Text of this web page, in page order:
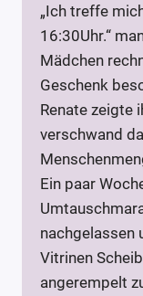
„Ich treffe
16:30Uhr.“
Mädchen
Geschenk
Renate zeigte
verschwand
Ein paar
nachgelassen
Vitrinen
angerempelt